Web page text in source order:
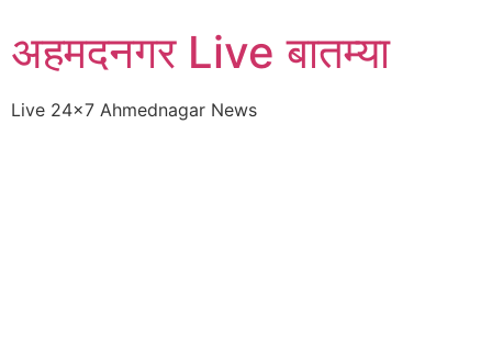
to
content
अहमदनगर Live बातम्या
Live 24×7 Ahmednagar News